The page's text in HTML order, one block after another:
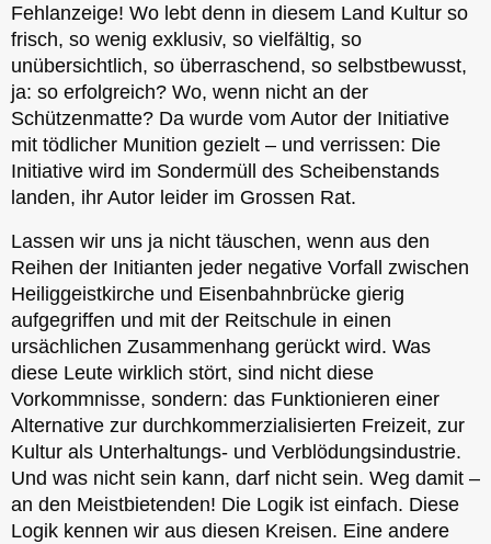
Fehlanzeige! Wo lebt denn in diesem Land Kultur so
frisch, so wenig exklusiv, so vielfältig, so
unübersichtlich, so überraschend, so selbstbewusst,
ja: so erfolgreich? Wo, wenn nicht an der
Schützenmatte? Da wurde vom Autor der Initiative
mit tödlicher Munition gezielt – und verrissen: Die
Initiative wird im Sondermüll des Scheibenstands
landen, ihr Autor leider im Grossen Rat.
Lassen wir uns ja nicht täuschen, wenn aus den
Reihen der Initianten jeder negative Vorfall zwischen
Heiliggeistkirche und Eisenbahnbrücke gierig
aufgegriffen und mit der Reitschule in einen
ursächlichen Zusammenhang gerückt wird. Was
diese Leute wirklich stört, sind nicht diese
Vorkommnisse, sondern: das Funktionieren einer
Alternative zur durchkommerzialisierten Freizeit, zur
Kultur als Unterhaltungs- und Verblödungsindustrie.
Und was nicht sein kann, darf nicht sein. Weg damit –
an den Meistbietenden! Die Logik ist einfach. Diese
Logik kennen wir aus diesen Kreisen. Eine andere